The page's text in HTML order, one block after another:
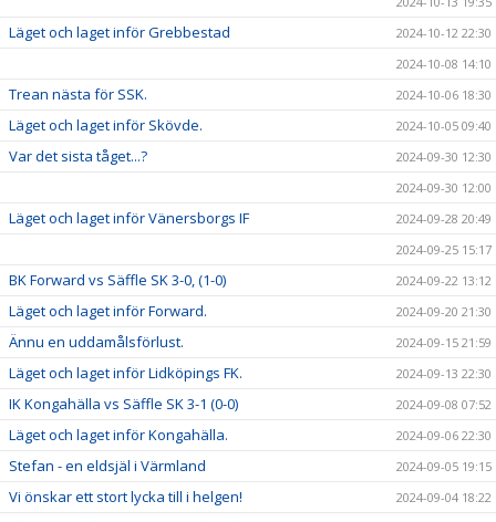
Läget och laget inför Grebbestad
2024-10-12 22:30
2024-10-08 14:10
Trean nästa för SSK. 2024-10-06 18:30
Läget och laget inför Skövde. 2024-10-05 09:40
Var det sista tåget...?
2024-09-30 12:30
2024-09-30 12:00
Läget och laget inför Vänersborgs IF
2024-09-28 20:49
2024-09-25 15:17
BK Forward vs Säffle SK 3-0, (1-0) 2024-09-22 13:12
Läget och laget inför Forward. 2024-09-20 21:30
Ännu en uddamålsförlust. 2024-09-15 21:59
Läget och laget inför Lidköpings FK. 2024-09-13 22:30
IK Kongahälla vs Säffle SK 3-1 (0-0) 2024-09-08 07:52
Läget och laget inför Kongahälla. 2024-09-06 22:30
Stefan - en eldsjäl i Värmland 2024-09-05 19:15
Vi önskar ett stort lycka till i helgen! 2024-09-04 18:22